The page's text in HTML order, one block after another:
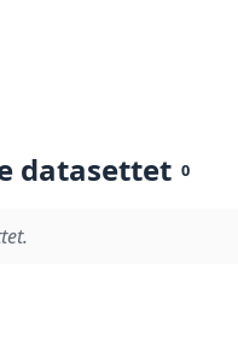
datasettet 0